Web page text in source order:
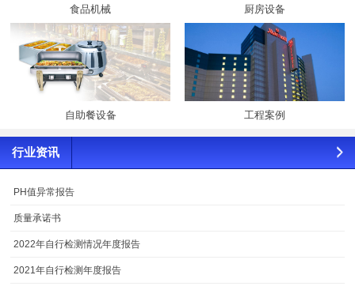
食品机械 厨房设备
自助餐设备 工程案例
行业资讯
PH值异常报告
质量承诺书
2022年自行检测情况年度报告
2021年自行检测年度报告